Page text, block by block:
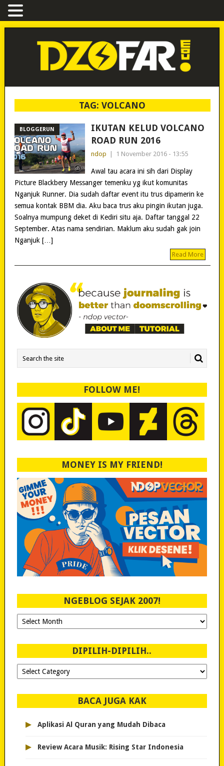
TAG:VOLCANO
BLOGGERUN
IKUTAN KELUD VOLCANO
ROAD RUN 2016
ndop 1 November 2016 - 13:55
Awal tau acara ini sih dari Display
Picture Blackbery Messanger temenku yg ikut komunitas
Nganjuk Runner. Dia sudah daftar event itu trus dipamerin ke
semua kontak BBM dia. Aku baca trus aku pingin ikutan juga.
Soalnya mumpung deket di Kediri situ aja. Daftar tanggal 22
September. Atas nama sendirian. Maklum aku sudah gak join
Nganjuk […]
Read More
FOLLOW ME!
MONEY IS MY FRIEND!
NGEBLOG SEJAK 2007!
Ngeblog
Sejak
DIPILIH-DIPILIH..
Dipilih-
dipilih..
BACA JUGA KAK
▸ Aplikasi Al Quran yang Mudah Dibaca
▸ Review Acara Musik: Rising Star Indonesia